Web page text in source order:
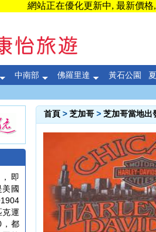
網站正在優化更新中, 最新價
中南部 佛羅里達 黃石公園
即
國
克運
，都
首頁 > 芝加哥 > 芝加哥當地出